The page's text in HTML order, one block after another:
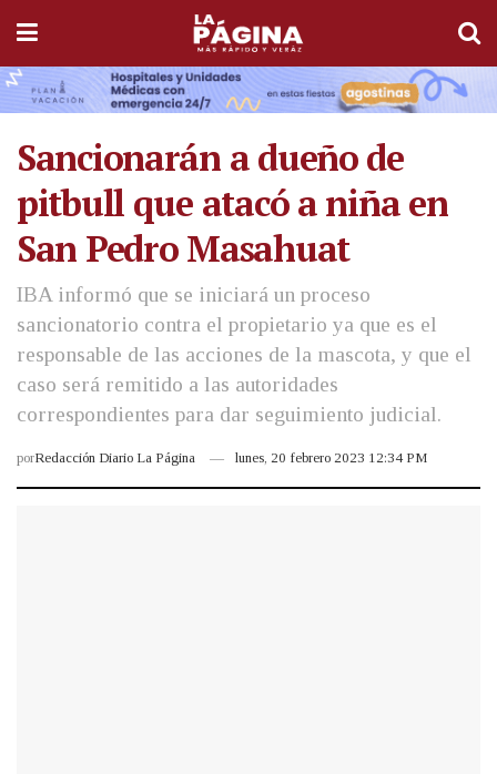
Sancionarán a dueño de
pitbull que atacó a niña en
San Pedro Masahuat
IBA informó que se iniciará un proceso
sancionatorio contra el propietario ya que es el
responsable de las acciones de la mascota, y que el
caso será remitido a las autoridades
correspondientes para dar seguimiento judicial.
porRedacción Diario La Página lunes, 20 febrero 2023 12:34 PM